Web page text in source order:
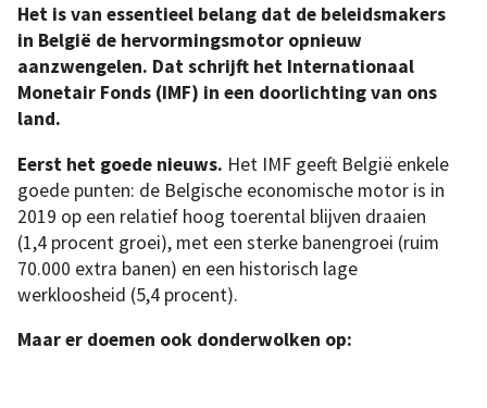
Het is van essentieel belang dat de beleidsmakers
in België de hervormingsmotor opnieuw
aanzwengelen. Dat schrijft het Internationaal
Monetair Fonds (IMF) in een doorlichting van ons
land.
Eerst het goede nieuws. Het IMF geeft België enkele
goede punten: de Belgische economische motor is in
2019 op een relatief hoog toerental blijven draaien
(1,4 procent groei), met een sterke banengroei (ruim
70.000 extra banen) en een historisch lage
werkloosheid (5,4 procent).
Maar er doemen ook donderwolken op: